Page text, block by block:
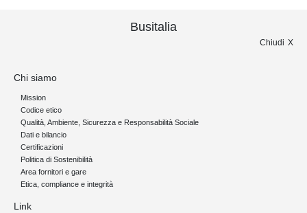
Busitalia
Chiudi
Chi siamo
Mission
Codice etico
Qualità, Ambiente, Sicurezza e Responsabilità Sociale
Dati e bilancio
Certificazioni
Politica di Sostenibilità
Area fornitori e gare
Etica, compliance e integrità
Link